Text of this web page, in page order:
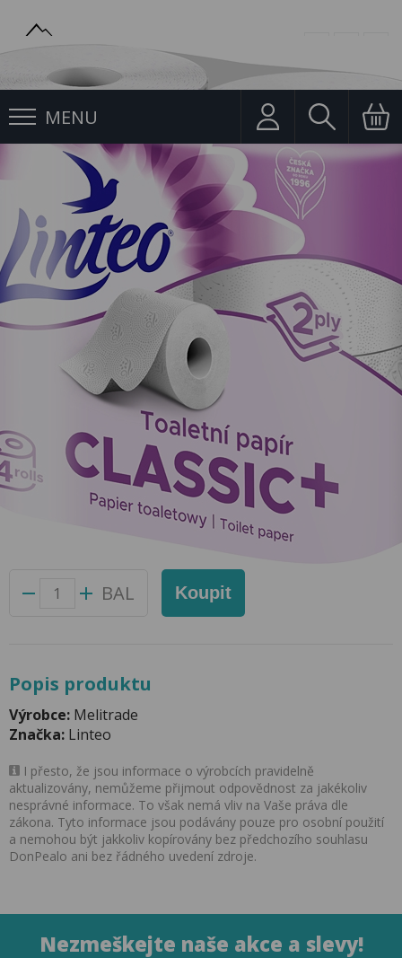
MENU
Toaletní papír Toaletní Papír Linteo Satin 2 vrstvý
Toaletní Papír Linteo Satin 2 vrstvý
Přidat do oblíbených produktů
Foto produktu se může od skutečnosti mírně lišit.
BAL Koupit
Popis produktu
Výrobce: Melitrade
Značka: Linteo
I přesto, že jsou informace o výrobcích pravidelně
aktualizovány, nemůžeme přijmout odpovědnost za jakékoliv
nesprávné informace. To však nemá vliv na Vaše práva dle
zákona. Tyto informace jsou podávány pouze pro osobní použití
a nemohou být jakkoliv kopírovány bez předchozího souhlasu
DonPealo ani bez řádného uvedení zdroje.
Nezmeškejte naše akce a slevy!